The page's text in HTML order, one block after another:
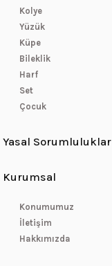
Kolye
Yüzük
Küpe
Bileklik
Harf
Set
Çocuk
Yasal Sorumluluklar
Kurumsal
Konumumuz
İletişim
Hakkımızda